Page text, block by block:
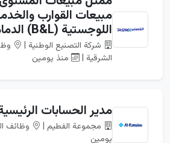
مبيعات القوارب
اللوجستية (B&L) الدمام
شركة التصنيع الوطنية |
الشرقية |
منذ يومين
مدير الحسابات
مجموعة الفطيم | وظائف
يومين